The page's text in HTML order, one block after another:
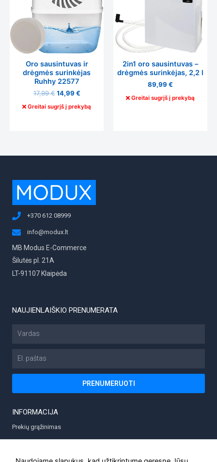
Oro sausintuvas ir
drėgmės surinkėjas
Ruhhy 22577
17,99€ 14,99 €
Greitai sugrįš į prekybą
2in1 oro sausintuvas –
drėgmės surinkėjas, 2,2 l
89,99 €
Greitai sugrįš į prekybą
INFORMACIJA
Prekių grąžinimas
Privatumo politika
NAUJIENLAIŠKIO PRENUMERATA
Vardas
PRENUMERUOTI
+370 612 08999
info@modux.lt
MB Modus E-Commerce
Šilutės pl. 21A
LT-91107 Klaipėda